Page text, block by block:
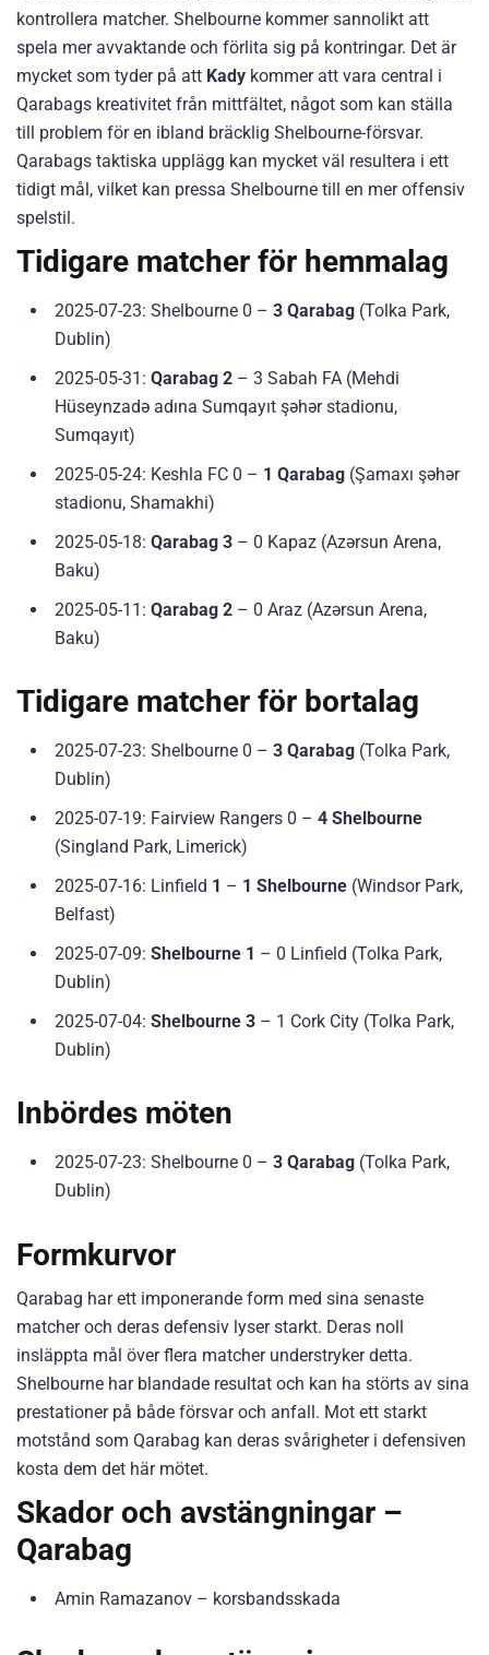
kontrollera matcher. Shelbourne kommer sannolikt att
spela mer avvaktande och förlita sig på kontringar. Det är
mycket som tyder på att Kady kommer att vara central i
Qarabags kreativitet från mittfältet, något som kan ställa
till problem för en ibland bräcklig Shelbourne-försvar.
Qarabags taktiska upplägg kan mycket väl resultera i ett
tidigt mål, vilket kan pressa Shelbourne till en mer offensiv
spelstil.
Tidigare matcher för hemmalag
2025-07-23: Shelbourne 0 – 3 Qarabag (Tolka Park,
Dublin)
2025-05-31: Qarabag 2 – 3 Sabah FA (Mehdi
Hüseynzadə adına Sumqayıt şəhər stadionu,
Sumqayıt)
2025-05-24: Keshla FC 0 – 1 Qarabag (Şamaxı şəhər
stadionu, Shamakhi)
2025-05-18: Qarabag 3 – 0 Kapaz (Azərsun Arena,
Baku)
2025-05-11: Qarabag 2 – 0 Araz (Azərsun Arena,
Baku)
Tidigare matcher för bortalag
2025-07-23: Shelbourne 0 – 3 Qarabag (Tolka Park,
Dublin)
2025-07-19: Fairview Rangers 0 – 4 Shelbourne
(Singland Park, Limerick)
2025-07-16: Linfield 1 – 1 Shelbourne (Windsor Park,
Belfast)
2025-07-09: Shelbourne 1 – 0 Linfield (Tolka Park,
Dublin)
2025-07-04: Shelbourne 3 – 1 Cork City (Tolka Park,
Dublin)
Inbördes möten
2025-07-23: Shelbourne 0 – 3 Qarabag (Tolka Park,
Dublin)
Formkurvor
Qarabag har ett imponerande form med sina senaste
matcher och deras defensiv lyser starkt. Deras noll
insläppta mål över flera matcher understryker detta.
Shelbourne har blandade resultat och kan ha störts av sina
prestationer på både försvar och anfall. Mot ett starkt
motstånd som Qarabag kan deras svårigheter i defensiven
kosta dem det här mötet.
Skador och avstängningar –
Qarabag
Amin Ramazanov – korsbandsskada